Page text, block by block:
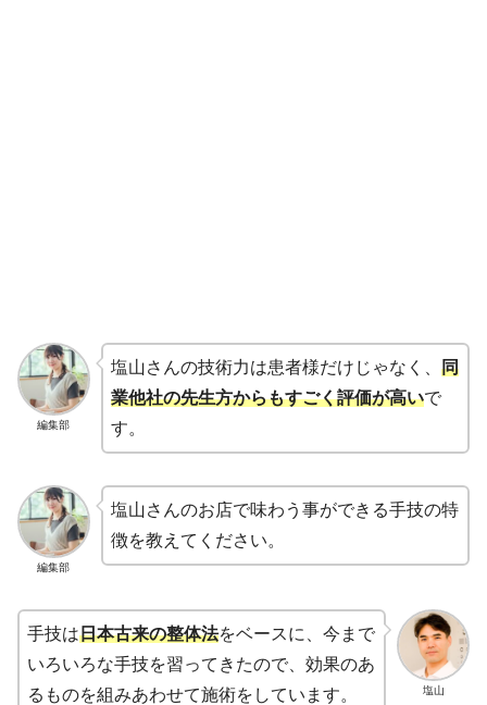
編集部
塩山さんの技術力は患者様だけじゃなく、 同
業他社の先生方からもすごく評価が高いで
す。
編集部
塩山さんのお店で味わう事ができる手技の特
徴を教えてください。
塩山
手技は日本古来の整体法をベースに、今まで
いろいろな手技を習ってきたので、効果のあ
るものを組みあわせて施術をしています。